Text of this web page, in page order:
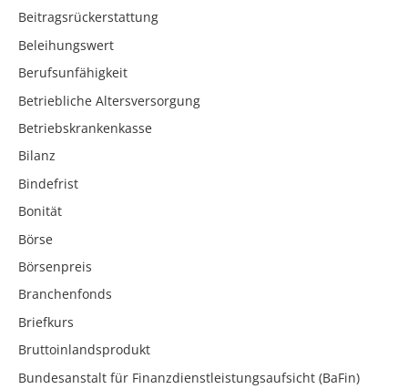
Beitragsrückerstattung
Beleihungswert
Berufsunfähigkeit
Betriebliche Altersversorgung
Betriebskrankenkasse
Bilanz
Bindefrist
Bonität
Börse
Börsenpreis
Branchenfonds
Briefkurs
Bruttoinlandsprodukt
Bundesanstalt für Finanzdienstleistungsaufsicht (BaFin)